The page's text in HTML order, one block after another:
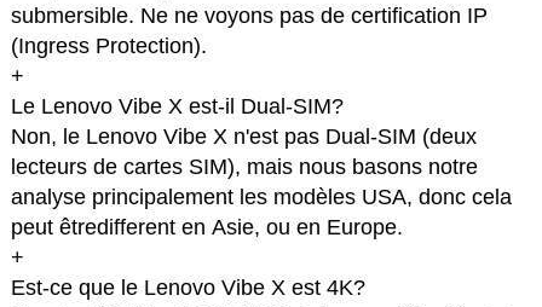
submersible. Ne ne voyons pas de certification IP
(Ingress Protection).
+
Le Lenovo Vibe X est-il Dual-SIM?
Non, le Lenovo Vibe X n'est pas Dual-SIM (deux
lecteurs de cartes SIM), mais nous basons notre
analyse principalement les modèles USA, donc cela
peut êtredifferent en Asie, ou en Europe.
+
Est-ce que le Lenovo Vibe X est 4K?